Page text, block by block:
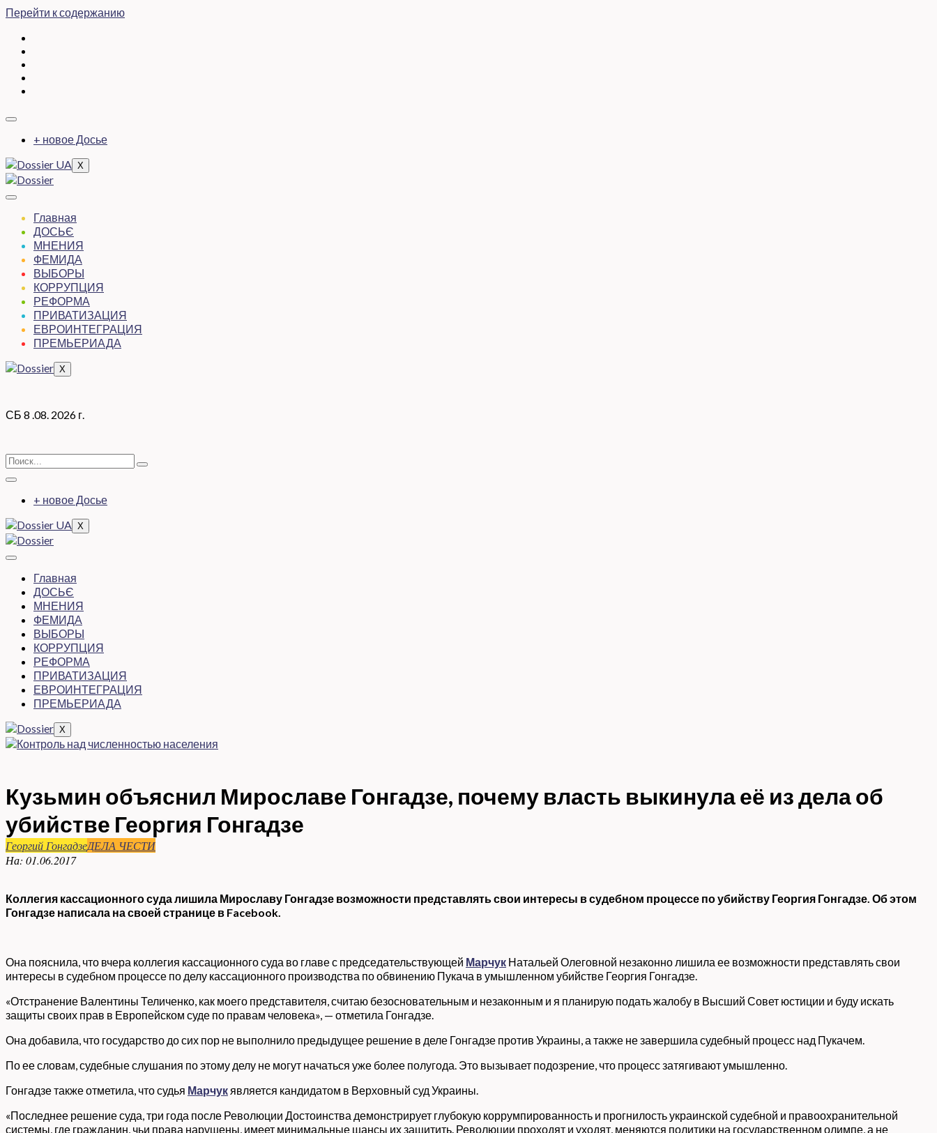
Перейти к содержанию
+ новое Досье
X
Главная
ДОСЬЄ
МНЕНИЯ
ФЕМИДА
ВЫБОРЫ
КОРРУПЦИЯ
РЕФОРМА
ПРИВАТИЗАЦИЯ
ЕВРОИНТЕГРАЦИЯ
ПРЕМЬЕРИАДА
X
СБ 8 .08. 2026 г.
+ новое Досье
X
Главная
ДОСЬЄ
МНЕНИЯ
ФЕМИДА
ВЫБОРЫ
КОРРУПЦИЯ
РЕФОРМА
ПРИВАТИЗАЦИЯ
ЕВРОИНТЕГРАЦИЯ
ПРЕМЬЕРИАДА
X
Кузьмин объяснил Мирославе Гонгадзе, почему власть выкинула её из дела об
убийстве Георгия Гонгадзе
Георгий ГонгадзеДЕЛА ЧЕСТИ
На: 01.06.2017
Коллегия кассационного суда лишила Мирославу Гонгадзе возможности представлять свои интересы в судебном процессе по убийству Георгия Гонгадзе. Об этом
Гонгадзе написала на своей странице в Facebook.
Она пояснила, что вчера коллегия кассационного суда во главе с председательствующей Марчук Натальей Олеговной незаконно лишила ее возможности представлять свои
интересы в судебном процессе по делу кассационного производства по обвинению Пукача в умышленном убийстве Георгия Гонгадзе.
«Отстранение Валентины Теличенко, как моего представителя, считаю безосновательным и незаконным и я планирую подать жалобу в Высший Совет юстиции и буду искать
защиты своих прав в Европейском суде по правам человека», — отметила Гонгадзе.
Она добавила, что государство до сих пор не выполнило предыдущее решение в деле Гонгадзе против Украины, а также не завершила судебный процесс над Пукачем.
По ее словам, судебные слушания по этому делу не могут начаться уже более полугода. Это вызывает подозрение, что процесс затягивают умышленно.
Гонгадзе также отметила, что судья Марчук является кандидатом в Верховный суд Украины.
«Последнее решение суда, три года после Революции Достоинства демонстрирует глубокую коррумпированность и прогнилость украинской судебной и правоохранительной
системы, где гражданин, чьи права нарушены, имеет минимальные шансы их защитить. Революции проходят и уходят, меняются политики на государственном олимпе, а не